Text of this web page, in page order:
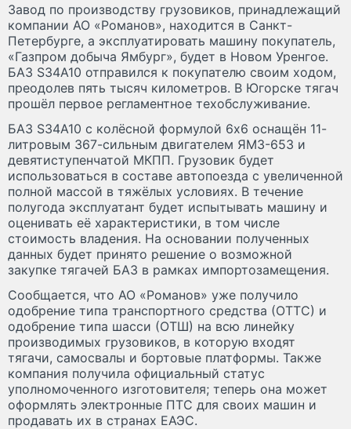
Завод по производству грузовиков, принадлежащий
компании АО «Романов», находится в Санкт-
Петербурге, а эксплуатировать машину покупатель,
«Газпром добыча Ямбург», будет в Новом Уренгое.
БАЗ S34A10 отправился к покупателю своим ходом,
преодолев пять тысяч километров. В Югорске тягач
прошёл первое регламентное техобслуживание.
БАЗ S34A10 с колёсной формулой 6х6 оснащён 11-
литровым 367-сильным двигателем ЯМЗ-653 и
девятиступенчатой МКПП. Грузовик будет
использоваться в составе автопоезда с увеличенной
полной массой в тяжёлых условиях. В течение
полугода эксплуатант будет испытывать машину и
оценивать её характеристики, в том числе
стоимость владения. На основании полученных
данных будет принято решение о возможной
закупке тягачей БАЗ в рамках импортозамещения.
Сообщается, что АО «Романов» уже получило
одобрение типа транспортного средства (ОТТС) и
одобрение типа шасси (ОТШ) на всю линейку
производимых грузовиков, в которую входят
тягачи, самосвалы и бортовые платформы. Также
компания получила официальный статус
уполномоченного изготовителя; теперь она может
оформлять электронные ПТС для своих машин и
продавать их в странах ЕАЭС.